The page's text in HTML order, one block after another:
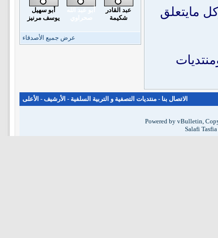
مايتعلق
عبد القادر
شكيمة
أبو سهيل
يوسف مرنيز
عرض جميع الأصدقاء
الاتصال بنا - منتديات التصفية و التربية السلفية - الأرشيف - الأعلى
Powered by vBulletin,
Salafi